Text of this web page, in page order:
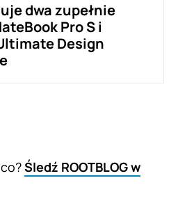
dwa zupełnie
Pro S i
Design
Śledź ROOTBLOG w